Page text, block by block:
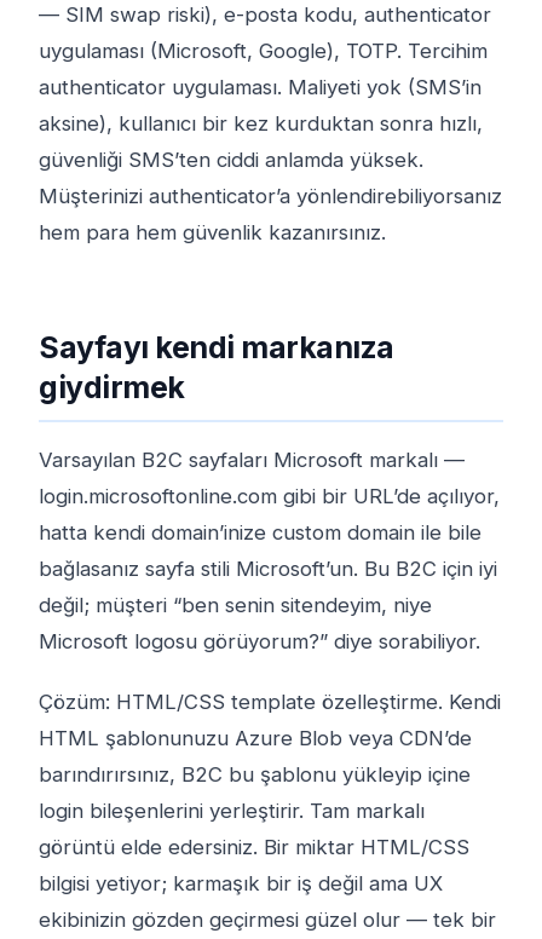
— SIM swap riski), e-posta kodu, authenticator
uygulaması (Microsoft, Google), TOTP. Tercihim
authenticator uygulaması. Maliyeti yok (SMS’in
aksine), kullanıcı bir kez kurduktan sonra hızlı,
güvenliği SMS’ten ciddi anlamda yüksek.
Müşterinizi authenticator’a yönlendirebiliyorsanız
hem para hem güvenlik kazanırsınız.
Sayfayı kendi markanıza
giydirmek
Varsayılan B2C sayfaları Microsoft markalı —
login.microsoftonline.com gibi bir URL’de açılıyor,
hatta kendi domain’inize custom domain ile bile
bağlasanız sayfa stili Microsoft’un. Bu B2C için iyi
değil; müşteri “ben senin sitendeyim, niye
Microsoft logosu görüyorum?” diye sorabiliyor.
Çözüm: HTML/CSS template özelleştirme. Kendi
HTML şablonunuzu Azure Blob veya CDN’de
barındırırsınız, B2C bu şablonu yükleyip içine
login bileşenlerini yerleştirir. Tam markalı
görüntü elde edersiniz. Bir miktar HTML/CSS
bilgisi yetiyor; karmaşık bir iş değil ama UX
ekibinizin gözden geçirmesi güzel olur — tek bir